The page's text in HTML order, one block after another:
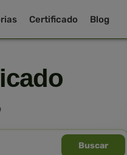
Certificado Blog
Buscar